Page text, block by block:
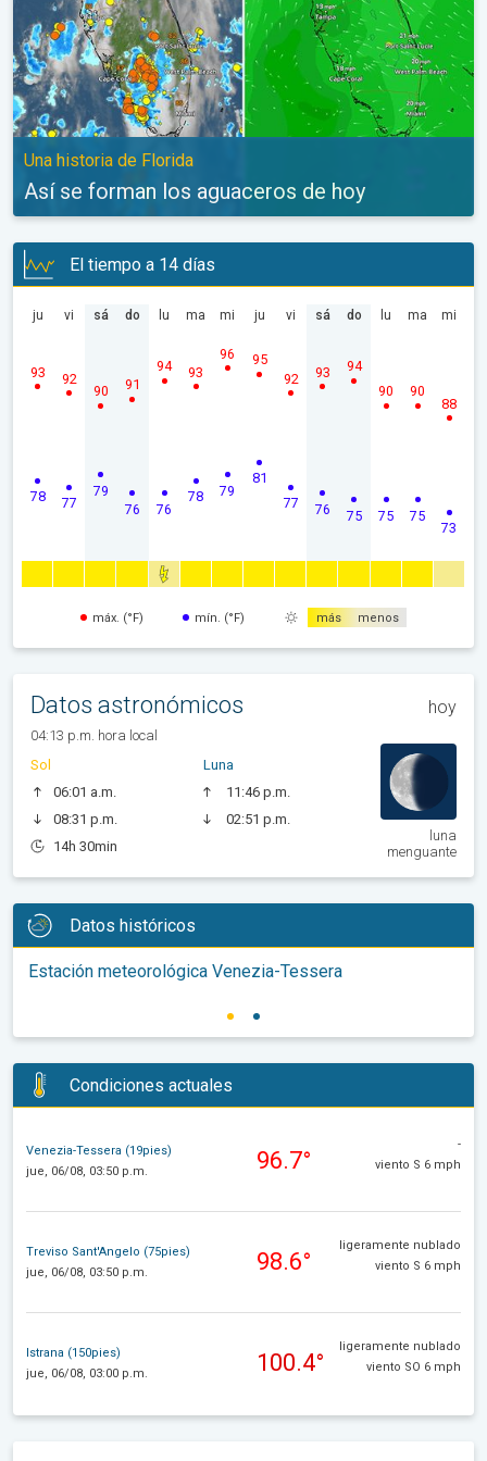
Una historia de Florida
Así se forman los aguaceros de hoy
El tiempo a 14 días
ju
78
93
vi
77
92
sá
79
90
do
76
91
lu
76
94
ma
78
93
mi
79
96
ju
81
95
vi
77
92
sá
76
93
do
75
94
lu
75
90
ma
75
90
mi
73
88
máx. (°F) mín. (°F) más menos
Datos astronómicos hoy
04:13 p.m. hora local
Sol
06:01 a.m.
08:31 p.m.
14h 30min
Luna
11:46 p.m.
02:51 p.m.
luna
menguante
Datos históricos
Estación meteorológica Venezia-Tessera
Condiciones actuales
Venezia-Tessera (19pies)
jue, 06/08, 03:50 p.m.
96.7°
-
viento S 6 mph
Treviso Sant'Angelo (75pies)
jue, 06/08, 03:50 p.m.
98.6°
ligeramente nublado
viento S 6 mph
Istrana (150pies)
jue, 06/08, 03:00 p.m.
100.4°
ligeramente nublado
viento SO 6 mph